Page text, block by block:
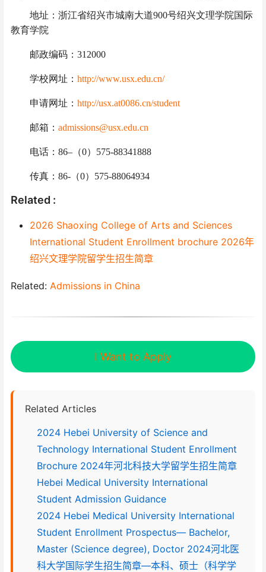
地址：浙江省绍兴市城南大道900号绍兴文理学院国际
教育学院
邮政编码： 312000
学校网址： http://www.usx.edu.cn/
申请网址： http://usx.at0086.cn/student
邮箱： admissions@usx.edu.cn
电话： 86– （0）575-88341888
传真： 86-（0）575-88064934
Related :
2026 Shaoxing College of Arts and Sciences
International Student Enrollment brochure 2026年
绍兴文理学院留学生招生简章
Related: Admissions in China
I Want to Apply
Related Articles
2024 Hebei University of Science and
Technology International Student Enrollment
Brochure 2024年河北科技大学留学生招生简章
Hebei Medical University International
Student Admission Guidance
2024 Hebei Medical University International
Student Enrollment Prospectus— Bachelor,
Master (Science degree), Doctor 2024河北医
科大学国际学生招生简章—本科、硕士（科学学